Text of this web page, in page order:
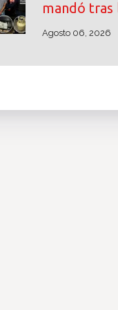
mandó tras
Agosto 06, 2026